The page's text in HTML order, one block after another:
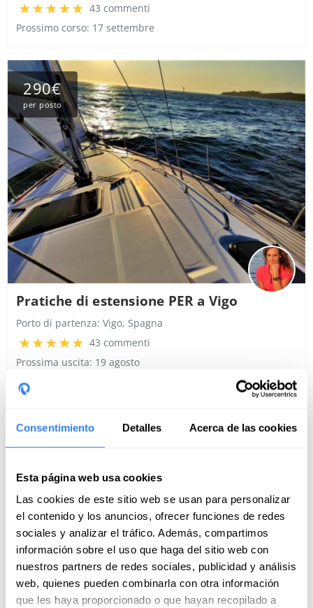
Consentimiento Detalles Acerca de las cookies
Esta página web usa cookies
Las cookies de este sitio web se usan para personalizar
el contenido y los anuncios, ofrecer funciones de redes
sociales y analizar el tráfico. Además, compartimos
información sobre el uso que haga del sitio web con
nuestros partners de redes sociales, publicidad y análisis
web, quienes pueden combinarla con otra información
que les haya proporcionado o que hayan recopilado a
43 commenti
Prossimo corso: 17 settembre
290€
per posto
Pratiche di estensione PER a Vigo
Porto di partenza: Vigo, Spagna
43 commenti
Prossima uscita: 19 agosto
220€